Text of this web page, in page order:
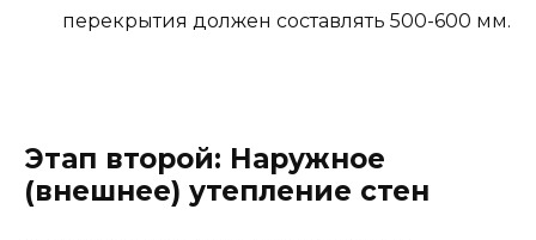
перекрытия должен составлять 500-600 мм.
Этап второй: Наружное
(внешнее) утепление стен